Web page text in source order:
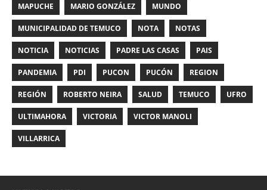
MAPUCHE MARIO GONZÁLEZ MUNDO
MUNICIPALIDAD DE TEMUCO NOTA NOTAS
NOTICIA NOTICIAS PADRE LAS CASAS PAIS
PANDEMIA PDI PUCON PUCÓN REGION
REGIÓN ROBERTO NEIRA SALUD TEMUCO UFRO
ULTIMAHORA VICTORIA VICTOR MANOLI
VILLARRICA